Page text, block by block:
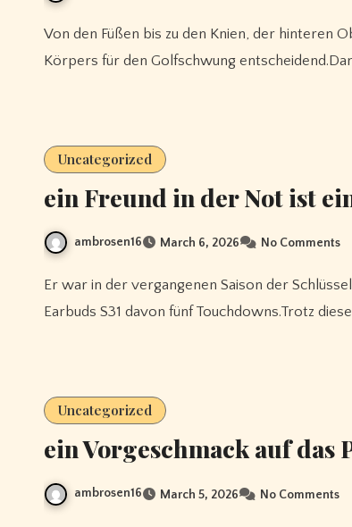
Von den Füßen bis zu den Knien, der hinteren Oberschenkelmuskulatur und der Hüfte ist der untere Teil des
Körpers für den Golfschwung
Uncategorized
ein Freund in der Not ist
ambrosen16 March 6, 2026 No Comments
Er war in der vergangenen Saison der Schlüssel zur Offensive von Stanford und fing 45 Pässe, 1more Fit SE Open
Earbuds S31 davon fünf Touchdowns.Trotz
Uncategorized
ein Vorgeschmack auf das
ambrosen16 March 5, 2026 No Comments